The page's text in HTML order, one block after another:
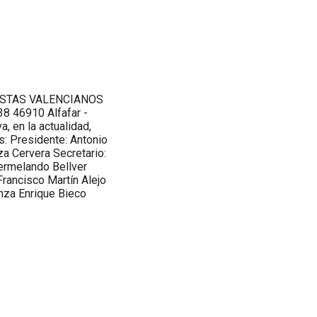
VALENCIANOS
46910 Alfafar -
en la actualidad,
Presidente: Antonio
Cervera Secretario:
Bellver
Martín Alejo
Enrique Bieco